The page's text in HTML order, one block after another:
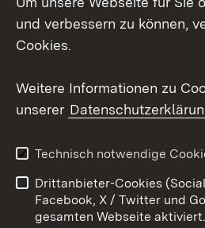
Mastodon
Youtube
Kontakt
Barrierefreiheit
Impressum
und verbessern zu können,
Cookies.
Weitere Informationen zu
unserer
Technisch notwendige
Drittanbieter-Cookies
Facebook, X / Twitter und
gesamten Webseite